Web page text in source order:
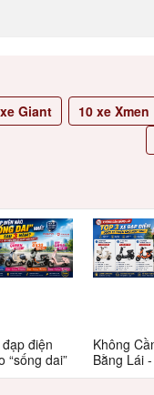
Giant 10xe Xmen
điện
“sống dai”
sau 5
Không
Bằng Lái
3 Xe Đạp